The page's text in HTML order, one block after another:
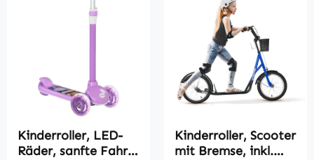
Kinderroller, LED-
Räder, sanfte Fahrt,
Kinderroller, Scooter
mit Bremse, inkl.